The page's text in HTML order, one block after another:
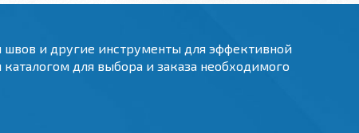
и другие инструменты для эффективной
для выбора и заказа необходимого